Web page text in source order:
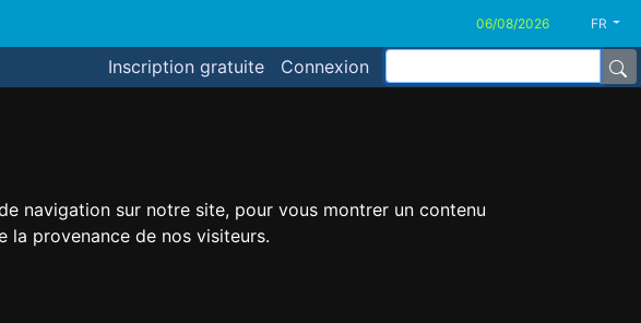
navigation sur notre site, pour vous montrer un contenu
la provenance de nos visiteurs.
FR
Inscription gratuite Connexion